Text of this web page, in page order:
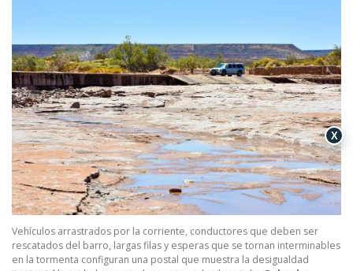
Vehículos arrastrados por la corriente, conductores que deben ser
rescatados del barro, largas filas y esperas que se tornan interminables
en la tormenta configuran una postal que muestra la desigualdad
X